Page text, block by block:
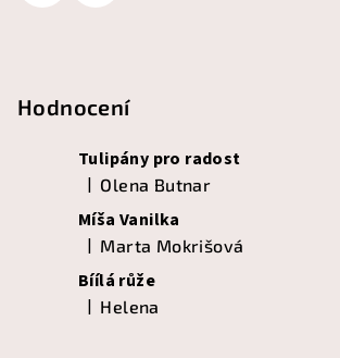
Hodnocení
Tulipány pro radost
Hodnocení produktu je 5 z 5 hvězdiček.
Olena Butnar
Míša Vanilka
Hodnocení produktu je 5 z 5 hvězdiček.
Marta Mokrišová
Bíílá růže
Hodnocení produktu je 5 z 5 hvězdiček.
Helena